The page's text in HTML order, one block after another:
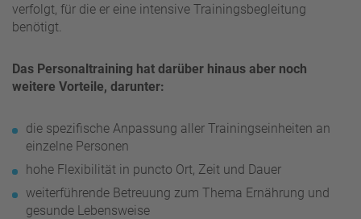
verfolgt, für die er eine intensive Trainingsbegleitung
benötigt.
Das Personaltraining hat darüber hinaus aber noch
weitere Vorteile, darunter:
die spezifische Anpassung aller Trainingseinheiten an
einzelne Personen
hohe Flexibilität in puncto Ort, Zeit und Dauer
weiterführende Betreuung zum Thema Ernährung und
gesunde Lebensweise